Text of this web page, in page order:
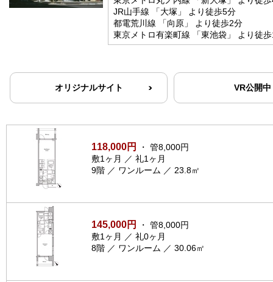
JR山手線 「大塚」 より徒歩5分
都電荒川線 「向原」 より徒歩2分
東京メトロ有楽町線 「東池袋」 より徒
オリジナルサイト VR公開中
118,000円
・ 管8,000円
敷1ヶ月 ／ 礼1ヶ月
9階 ／ ワンルーム ／ 23.8㎡
145,000円
・ 管8,000円
敷1ヶ月 ／ 礼0ヶ月
8階 ／ ワンルーム ／ 30.06㎡